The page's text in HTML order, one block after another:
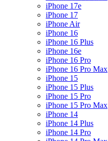
iPhone 17e
iPhone 17
iPhone Air
iPhone 16
iPhone 16 Plus
iPhone 16e
iPhone 16 Pro
iPhone 16 Pro Max
iPhone 15
iPhone 15 Plus
iPhone 15 Pro
iPhone 15 Pro Max
iPhone 14
iPhone 14 Plus
iPhone 14 Pro